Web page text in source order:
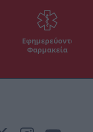
Εφημερεύοντα
Φαρμακεία